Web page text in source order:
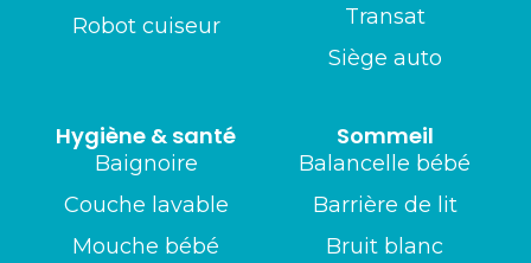
Transat
Siège auto
Robot cuiseur
Sommeil
Balancelle bébé
Barrière de lit
Bruit blanc
Hygiène & santé
Baignoire
Couche lavable
Mouche bébé